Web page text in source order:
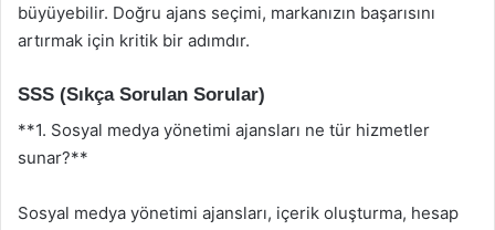
büyüyebilir. Doğru ajans seçimi, markanızın başarısını
artırmak için kritik bir adımdır.
SSS (Sıkça Sorulan Sorular)
**1. Sosyal medya yönetimi ajansları ne tür hizmetler
sunar?**
Sosyal medya yönetimi ajansları, içerik oluşturma, hesap